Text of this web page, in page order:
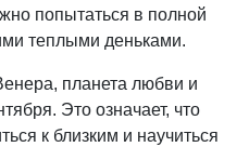
попытаться в полной
теплыми деньками.
планета любви и
Это означает, что
к близким и научиться